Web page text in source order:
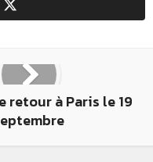
retour à Paris le 19